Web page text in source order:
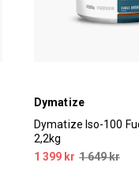
Dymatize
Dymatize Iso-100
2,2kg
1 399 kr 1 649 kr